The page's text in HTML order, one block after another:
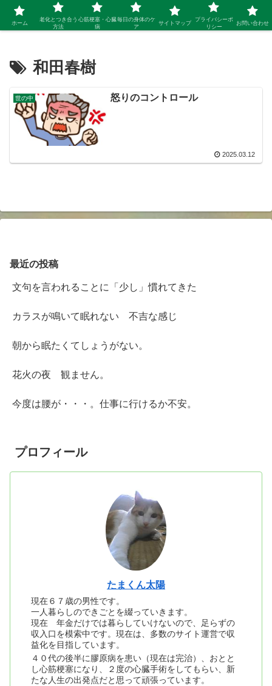
シニア 新しい人生を開拓するブログ
和田春樹
世の中 怒りのコントロール
2025.03.12
最近の投稿
文句を言われることに「少し」慣れてきた
カラスが鳴いて眠れない 不吉な感じ
朝から眠たくてしょうがない。
花火の夜 観ません。
今度は腰が・・・。仕事に行けるか不安。
プロフィール
たまくん太陽
現在６７歳の男性です。
一人暮らしのできごとを綴っていきます。
現在 年金だけでは暮らしていけないので、足らずの
収入口を模索中です。現在は、多数のサイト運営で収
益化を目指しています。
４０代の後半に膠原病を患い（現在は完治）、おとと
し心筋梗塞になり、２度の心臓手術をしてもらい、新
たな人生の出発点だと思って頑張っています。
ホーム
老化とつき合う
方法
心筋梗塞・心臓
病
毎日の身体のケ
ア
サイトマップ
プライバシーポ
リシー
お問い合わせ